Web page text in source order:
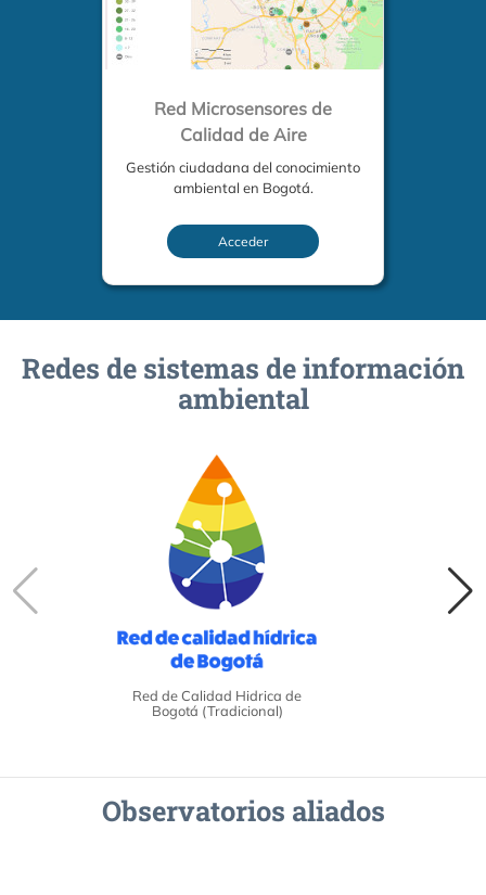
Red Microsensores de
Calidad de Aire
Gestión ciudadana del conocimiento
ambiental en Bogotá.
Acceder
Redes de sistemas de información
ambiental
Red de Calidad Hidrica de
Bogotá (Tradicional)
Observatorios aliados